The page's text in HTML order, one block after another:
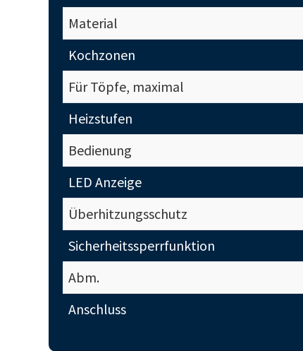
Material
Kochzonen
Für Töpfe, maximal
Heizstufen
Bedienung
LED Anzeige
Überhitzungsschutz
Sicherheitssperrfunktion
Abm.
Anschluss